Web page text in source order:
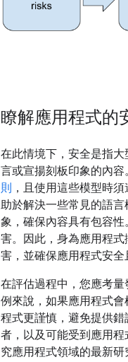
瞭解應用程式的
在此情境下，安全是指
言或宣揚刻板印象的內
則 ，且使用這些模型時須
助於解決一些常見的語
象，確保內容具有包容
害。因此，身為應用程
害，並確保應用程式安全
在評估過程中，您應考
例來說，如果應用程式
程式更謹慎，避免提供
者，以及可能受到應用
究應用程式領域的最新